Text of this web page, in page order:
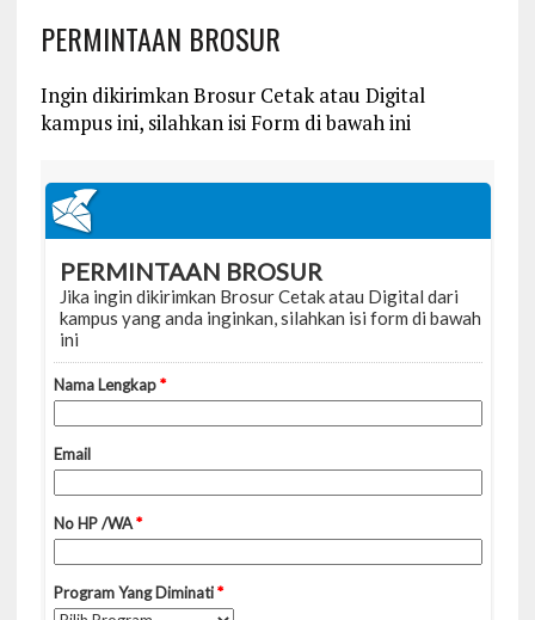
PERMINTAAN BROSUR
Ingin dikirimkan Brosur Cetak atau Digital
kampus ini, silahkan isi Form di bawah ini